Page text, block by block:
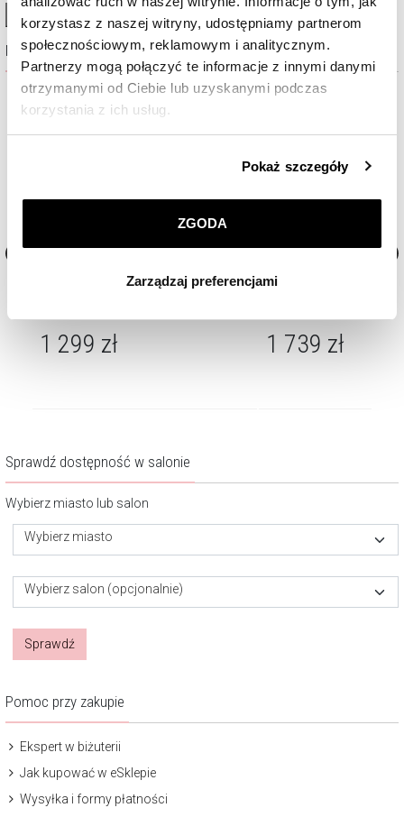
korzystasz z naszej witryny, udostępniamy partnerom
społecznościowym, reklamowym i analitycznym.
Partnerzy mogą połączyć te informacje z innymi danymi
otrzymanymi od Ciebie lub uzyskanymi podczas
korzystania z ich usług.
przez nas plików cookie znajdziesz wPolityce
prywatności.
korzystamy. Możesz również wybrać jaki rodzaj plików
dokonać zmiany wybranych przez Ciebie plików cookie.
Pokaż szczegóły
ZGODA
Zarządzaj preferencjami
Najczęściej wybierane
Złoty łańcuszek - singapurka
1 299 zł
Złoty łańcuszek -
1 739 zł
Sprawdź dostępność w salonie
Wybierz miasto lub salon
Wybierz miasto
Wybierz salon (opcjonalnie)
Sprawdź
Pomoc przy zakupie
Ekspert w biżuterii
Jak kupować w eSklepie
Wysyłka i formy płatności